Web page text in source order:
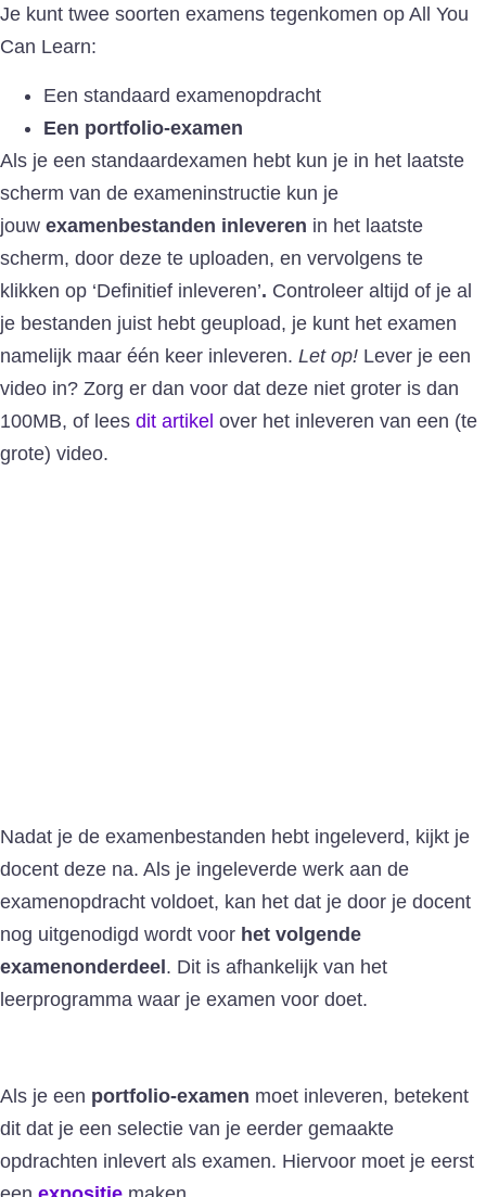
Je kunt twee soorten examens tegenkomen op All You
Can Learn:
Een standaard examenopdracht
Een portfolio-examen
Als je een standaardexamen hebt kun je in het laatste
scherm van de exameninstructie kun je
jouw examenbestanden inleveren in het laatste
scherm, door deze te uploaden, en vervolgens te
klikken op ‘Definitief inleveren’. Controleer altijd of je al
je bestanden juist hebt geupload, je kunt het examen
namelijk maar één keer inleveren. Let op! Lever je een
video in? Zorg er dan voor dat deze niet groter is dan
100MB, of lees dit artikel over het inleveren van een (te
grote) video.
Nadat je de examenbestanden hebt ingeleverd, kijkt je
docent deze na. Als je ingeleverde werk aan de
examenopdracht voldoet, kan het dat je door je docent
nog uitgenodigd wordt voor het volgende
examenonderdeel. Dit is afhankelijk van het
leerprogramma waar je examen voor doet.
Als je een portfolio-examen moet inleveren, betekent
dit dat je een selectie van je eerder gemaakte
opdrachten inlevert als examen. Hiervoor moet je eerst